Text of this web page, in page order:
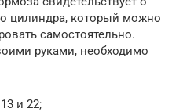
цилиндра, который можно
самостоятельно.
руками, необходимо
и 22;